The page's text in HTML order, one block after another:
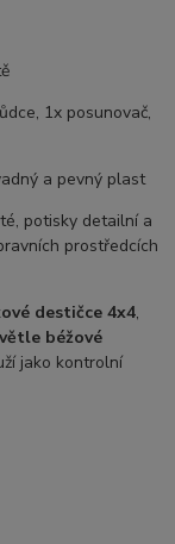
1x posunovač,
a pevný plast
potisky detailní a
prostředcích
destičce 4x4,
béžové
jako kontrolní